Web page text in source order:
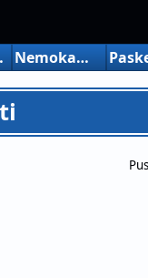
Nemokamos versijos apribojimai